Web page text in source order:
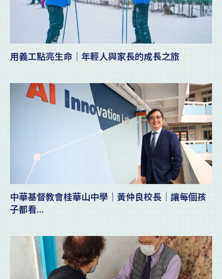
用義工點亮生命｜年輕人與家長的成長之旅
中華基督教會桂華山中學｜黃仲良校長｜讓每個孩
子都看...